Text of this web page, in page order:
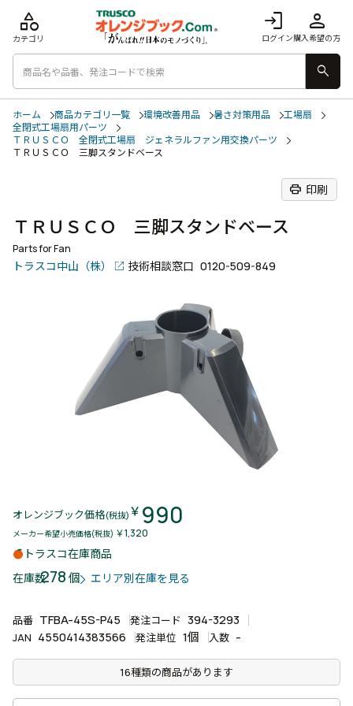
login
ログイン
person
購入希望の方
category
カテゴリ
search
ホーム 商品カテゴリ一覧 環境改善用品 暑さ対策用品
工場扇
全閉式工場扇用パーツ
ＴＲＵＳＣＯ 全閉式工場扇 ジェネラルファン用交換パーツ
ＴＲＵＳＣＯ 三脚スタンドベース
print 印刷
ＴＲＵＳＣＯ 三脚スタンドベース
Parts for Fan
トラスコ中山（株） 技術相談窓口 0120-509-849
オレンジブック価格(税抜) ￥ 990
メーカー希望小売価格(税抜) ￥1,320
トラスコ在庫商品
在庫数278個 エリア別在庫を見る
品番 TFBA-45S-P45 発注コード 394-3293
JAN 4550414383566 発注単位 1個 入数 -
16種類の商品があります